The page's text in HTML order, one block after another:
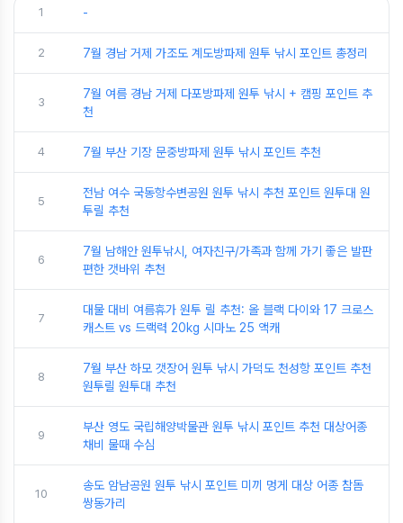
1 -
2 7월 경남 거제 가조도 계도방파제 원투 낚시 포인트 총정리
3
7월 여름 경남 거제 다포방파제 원투 낚시 + 캠핑 포인트 추
천
4 7월 부산 기장 문중방파제 원투 낚시 포인트 추천
5
전남 여수 국동항수변공원 원투 낚시 추천 포인트 원투대 원
투릴 추천
6
7월 남해안 원투낚시, 여자친구/가족과 함께 가기 좋은 발판
편한 갯바위 추천
7
대물 대비 여름휴가 원투 릴 추천: 올 블랙 다이와 17 크로스
캐스트 vs 드랙력 20kg 시마노 25 액캐
8
7월 부산 하모 갯장어 원투 낚시 가덕도 천성항 포인트 추천
원투릴 원투대 추천
9
부산 영도 국립해양박물관 원투 낚시 포인트 추천 대상어종
채비 물때 수심
10
송도 암남공원 원투 낚시 포인트 미끼 멍게 대상 어종 참돔
쌍동가리